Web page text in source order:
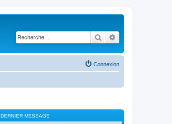
Rechercher
Connexion
DERNIER MESSAGE